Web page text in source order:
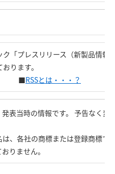
ク「プレスリリース（新製品情報
ります。
RSSとは・・・？
表当時の情報です。 予告なく変
、各社の商標または登録商標で
りません。